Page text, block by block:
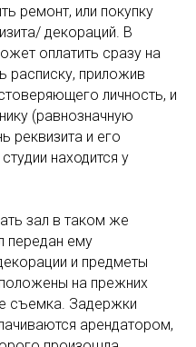
ремонт, или покупку
декораций. В
оплатить сразу на
расписку, приложив
личность, и
(равнозначную
реквизита и его
находится у
зал в таком же
передан ему
и предметы
на прежних
съемка. Задержки
арендатором,